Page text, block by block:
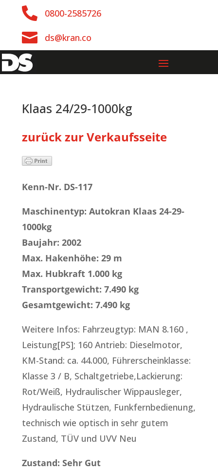
 0800-2585726
 ds@kran.co
Klaas 24/29-1000kg
zurück zur Verkaufsseite
Kenn-Nr. DS-117
Maschinentyp: Autokran Klaas 24-29-
1000kg
Baujahr: 2002
Max. Hakenhöhe: 29 m
Max. Hubkraft 1.000 kg
Transportgewicht: 7.490 kg
Gesamtgewicht: 7.490 kg
Weitere Infos: Fahrzeugtyp: MAN 8.160 ,
Leistung[PS]; 160 Antrieb: Dieselmotor,
KM-Stand: ca. 44.000, Führerscheinklasse:
Klasse 3 / B, Schaltgetriebe,Lackierung:
Rot/Weiß, Hydraulischer Wippausleger,
Hydraulische Stützen, Funkfernbedienung,
technisch wie optisch in sehr gutem
Zustand, TÜV und UVV Neu
Zustand: Sehr Gut